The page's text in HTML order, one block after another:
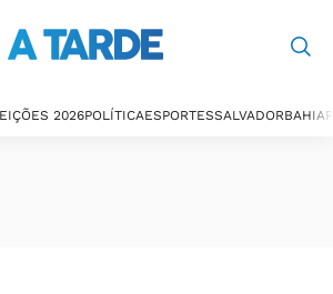
2026POLÍTICAESPORTESSALVADORBAHIA